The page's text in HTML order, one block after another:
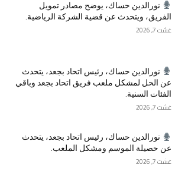
نورالدين حساك، يوضح مصادر تمويل
الفريق، ويتحدث عن قضية الشركة الرياضية.
غشت 7, 2026
نورالدين حساك، رئيس اتحاد بجعد، يتحدث
عن الحل لمشكل ملعب فريق اتحاد بجعد وباقي
الفئات السنية.
غشت 7, 2026
نورالدين حساك، رئيس اتحاد بجعد، يتحدث
عن حصيلة الموسم ومشكل الملعب.
غشت 7, 2026